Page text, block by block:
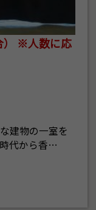
） ※人数に応
建物の一室を
代から香…